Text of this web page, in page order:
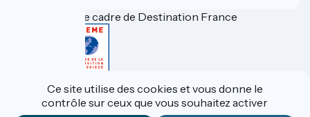
Financé dans le cadre de Destination France
Espace Presse
Espace Pro
Ce site utilise des cookies et vous donne le
contrôle sur ceux que vous souhaitez activer